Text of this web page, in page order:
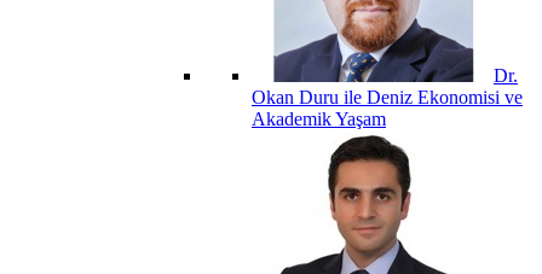
Dr.
Okan Duru ile Deniz Ekonomisi ve
Akademik Yaşam